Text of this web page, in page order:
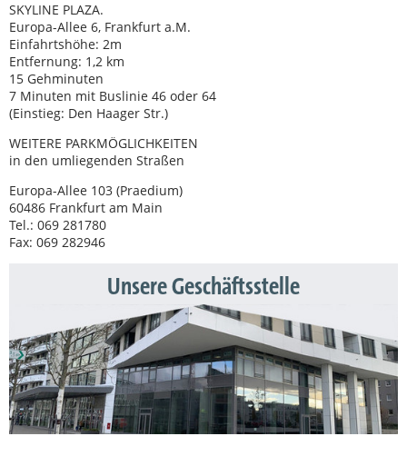
SKYLINE PLAZA.
Europa-Allee 6, Frankfurt a.M.
Einfahrtshöhe: 2m
Entfernung: 1,2 km
15 Gehminuten
7 Minuten mit Buslinie 46 oder 64
(Einstieg: Den Haager Str.)
WEITERE PARKMÖGLICHKEITEN
in den umliegenden Straßen
Europa-Allee 103 (Praedium)
60486 Frankfurt am Main
Tel.: 069 281780
Fax: 069 282946
Unsere Geschäftsstelle